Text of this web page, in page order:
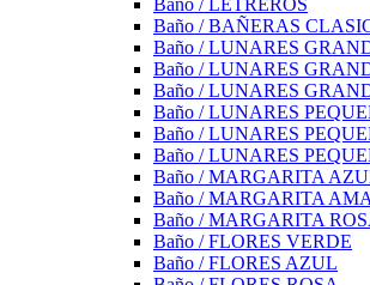
Baño / LETREROS
Baño / BAÑERAS
Baño / LUNARES
Baño / LUNARES
Baño / LUNARES
Baño / LUNARES
Baño / LUNARES
Baño / LUNARES
Baño / MARGARITA
Baño / MARGARITA
Baño / MARGARITA
Baño / FLORES VERDE
Baño / FLORES AZUL